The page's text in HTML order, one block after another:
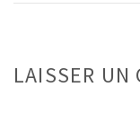
LAISSER UN